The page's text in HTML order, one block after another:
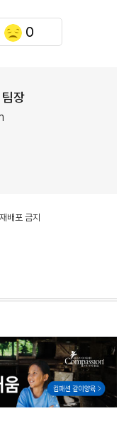
0
장
배포 금지